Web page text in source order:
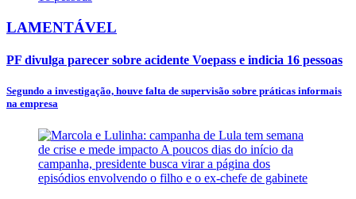
LAMENTÁVEL
PF divulga parecer sobre acidente Voepass e indicia 16 pessoas
Segundo a investigação, houve falta de supervisão sobre práticas informais
na empresa